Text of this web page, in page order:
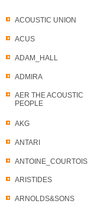
ACOUSTIC UNION
ACUS
ADAM_HALL
ADMIRA
AER THE ACOUSTIC
PEOPLE
AKG
ANTARI
ANTOINE_COURTOIS
ARISTIDES
ARNOLDS&SONS